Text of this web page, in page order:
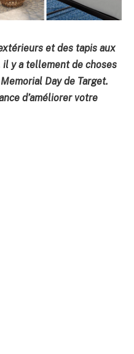
et des tapis aux
y a tellement de choses
Day de Target.
d’améliorer votre